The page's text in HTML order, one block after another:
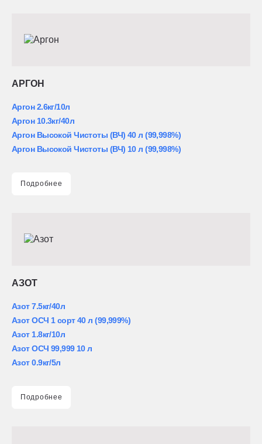
АРГОН
Аргон 2.6кг/10л
Аргон 10.3кг/40л
Аргон Высокой Чистоты (ВЧ) 40 л (99,998%)
Аргон Высокой Чистоты (ВЧ) 10 л (99,998%)
Подробнее
АЗОТ
Азот 7.5кг/40л
Азот ОСЧ 1 сорт 40 л (99,999%)
Азот 1.8кг/10л
Азот ОСЧ 99,999 10 л
Азот 0.9кг/5л
Подробнее